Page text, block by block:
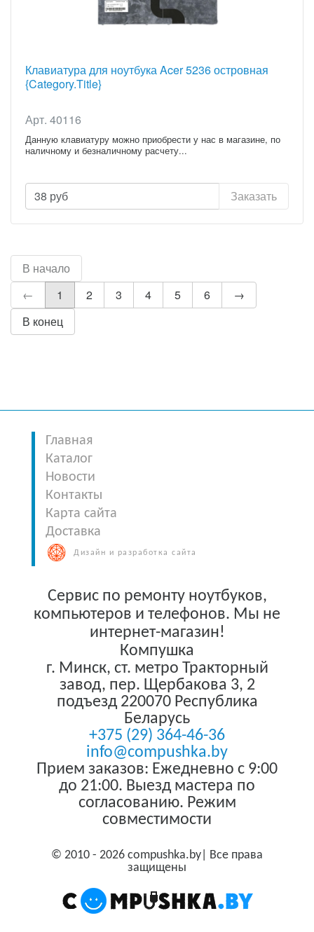
Клавиатура для ноутбука Acer 5236 островная
{Category.Title}
Арт. 40116
Данную клавиатуру можно приобрести у нас в магазине, по
наличному и безналичному расчету...
38 руб Заказать
В начало
←
1 2 3 4 5 6
→
В конец
Главная
Каталог
Новости
Контакты
Карта сайта
Доставка
Дизайн и разработка сайта
Сервис по ремонту ноутбуков,
компьютеров и телефонов. Мы не
интернет-магазин!
Компушка
г. Минск, ст. метро Тракторный
завод, пер. Щербакова 3, 2
подъезд 220070 Республика
Беларусь
+375 (29) 364-46-36
info@compushka.by
Прием заказов: Ежедневно с 9:00
до 21:00. Выезд мастера по
согласованию. Режим
совместимости
© 2010 - 2026 compushka.by| Все права
защищены